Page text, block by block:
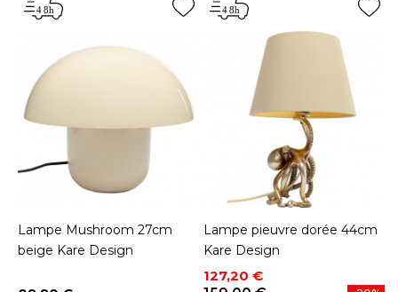
Lampe Mushroom 27cm
beige Kare Design
Lampe pieuvre dorée 44cm
Kare Design
Prix
127,20 €
Prix de base